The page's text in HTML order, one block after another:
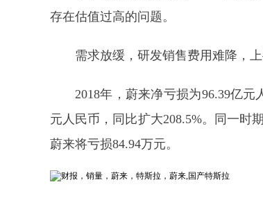
存在估值过高的问题。
需求放缓，研发销售费用难降，
2018年，蔚来净亏损为96.39亿
元人民币，同比扩大208.5%。同一时
蔚来将亏损84.94万元。